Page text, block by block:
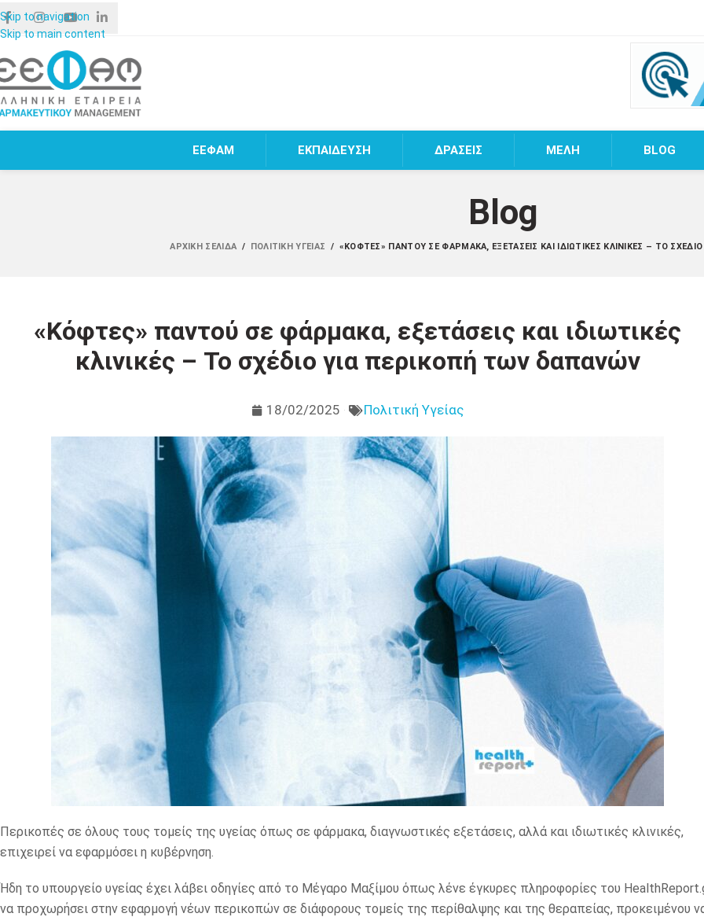
Skip to navigation
Skip to main content
ΕΕΦΑΜ ΕΚΠΑΙΔΕΥΣΗ ΔΡΑΣΕΙΣ MEΛΗ BLOG
Blog
ΑΡΧΙΚΉ ΣΕΛΊΔΑ / ΠΟΛΙΤΙΚΉ ΥΓΕΊΑΣ / «ΚΌΦΤΕΣ» ΠΑΝΤΟΎ ΣΕ ΦΆΡΜΑΚΑ, ΕΞΕΤΆΣΕΙΣ ΚΑΙ ΙΔΙΩΤΙΚΈΣ ΚΛΙΝΙΚΈΣ – ΤΟ
«Κόφτες» παντού σε φάρμακα, εξετάσεις και ιδιωτικές
κλινικές – Το σχέδιο για περικοπή των δαπανών
18/02/2025 Πολιτική Υγείας
Περικοπές σε όλους τους τομείς της υγείας όπως σε φάρμακα, διαγνωστικές εξετάσεις, αλλά και ιδιωτικές κλινικές,
επιχειρεί να εφαρμόσει η κυβέρνηση.
Ήδη το υπουργείο υγείας έχει λάβει οδηγίες από το Μέγαρο Μαξίμου όπως λένε έγκυρες πληροφορίες του
να προχωρήσει στην εφαρμογή νέων περικοπών σε διάφορους τομείς της περίθαλψης και της θεραπείας, προκειμένου